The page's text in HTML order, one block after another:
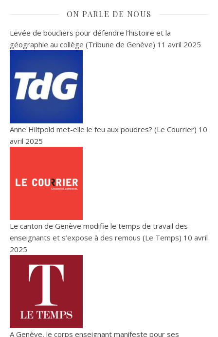
ON PARLE DE NOUS
Levée de boucliers pour défendre l’histoire et la
géographie au collège (Tribune de Genève) 11 avril 2025
Anne Hiltpold met-elle le feu aux poudres? (Le Courrier) 10
avril 2025
Le canton de Genève modifie le temps de travail des
enseignants et s’expose à des remous (Le Temps) 10 avril
2025
A Genève, le corps enseignant manifeste pour ses